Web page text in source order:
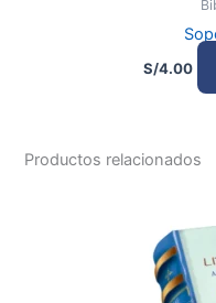
S/4.00
Productos relacionados